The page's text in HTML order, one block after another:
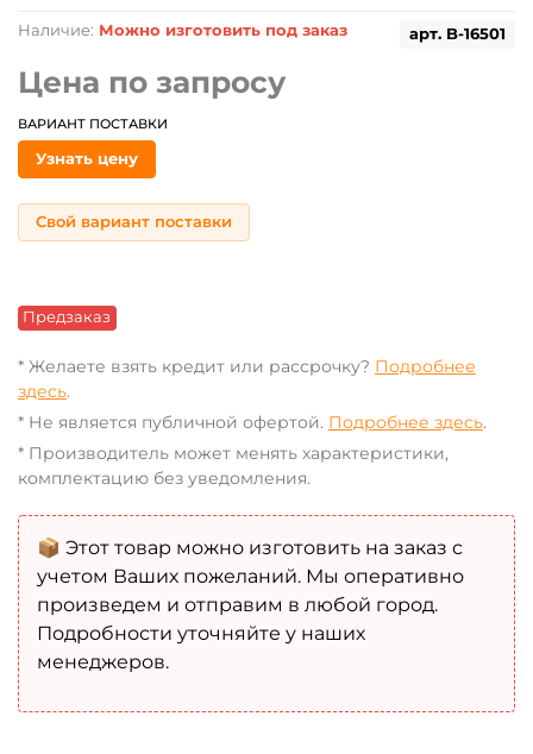
арт. B-16501
Наличие: Можно изготовить под заказ
Предзаказ
Цена по запросу
ВАРИАНТ ПОСТАВКИ
Узнать цену
Свой вариант поставки
* Желаете взять кредит или рассрочку? Подробнее
здесь.
* Не является публичной офертой. Подробнее здесь.
* Производитель может менять характеристики,
комплектацию без уведомления.
📦 Этот товар можно изготовить на заказ с
учетом Ваших пожеланий. Мы оперативно
произведем и отправим в любой город.
Подробности уточняйте у наших
менеджеров.